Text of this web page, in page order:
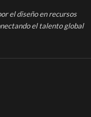
el diseño en recursos
el talento global